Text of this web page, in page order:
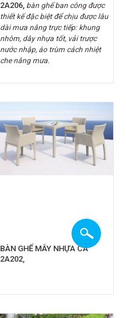
2A206, bàn ghế ban công được
thiết kế đặc biệt để chịu được lâu
dài mưa nắng trực tiếp: khung
nhôm, dây nhựa tốt, vải trược
nước nhập, áo trùm cách nhiệt
che nắng mưa.
BÀN GHẾ MÂY NHỰA CA
2A202,